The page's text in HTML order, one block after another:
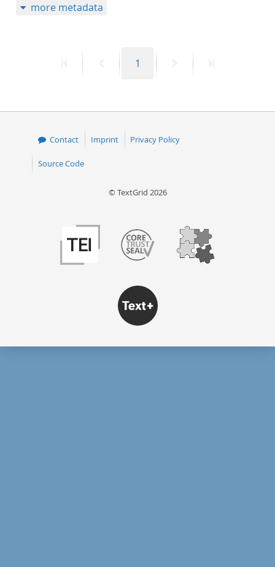
more metadata
PreviousPage
1
Contact Imprint Privacy Policy
Source Code
© TextGrid 2026